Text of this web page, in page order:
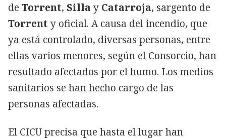
de Torrent, Silla y Catarroja, sargento de
Torrent y oficial. A causa del incendio, que
ya está controlado, diversas personas, entre
ellas varios menores, según el Consorcio, han
resultado afectados por el humo. Los medios
sanitarios se han hecho cargo de las
personas afectadas.
El CICU precisa que hasta el lugar han